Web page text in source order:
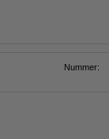
Nummer: